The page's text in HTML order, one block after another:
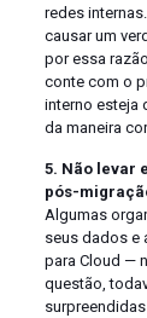
redes
causar um
por essa
conte com o
interno esteja
da maneira
5. Não levar
pós-
Algumas
seus dados e
para Cloud —
questão,